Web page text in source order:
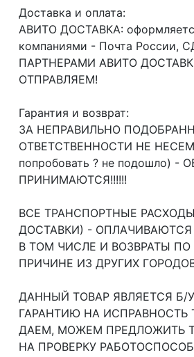
Доcтавка и oплата:
АВИТО ДОСТАВКА:
компаниями - Почта России,
ПАРТНЕРАМИ АВИТО
ОТПРАВЛЯЕМ!
Гарантия и возврат:
ЗА НЕПРАВИЛЬНО
ОТВЕТСТВЕННОСТИ НЕ НЕСЕМ
попробовать ? не подошло) -
ПРИНИМАЮТСЯ!!!!!!
ВСЕ ТРАНСПОРТНЫЕ
ДОСТАВКИ) - ОПЛАЧИВАЮТСЯ
В ТОМ ЧИСЛЕ И ВОЗВРАТЫ
ПРИЧИНЕ ИЗ ДРУГИХ
ДАННЫЙ ТОВАР ЯВЛЯЕТСЯ Б/У
ГАРАНТИЮ НА ИСПРАВНОСТЬ
ДАЕМ, МОЖЕМ ПРЕДЛОЖИТЬ
НА ПРОВЕРКУ